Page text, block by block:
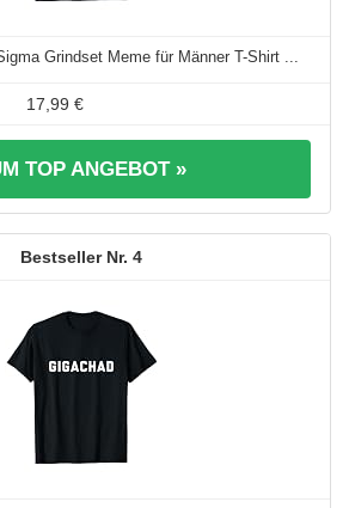
Grindset Meme für Männer T-Shirt ...
17,99 €
TOP ANGEBOT »
4